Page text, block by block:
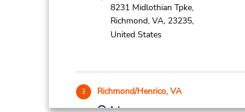
8231 Midlothian Tpke,
Richmond, VA, 23235,
United States
3 Richmond/Henrico, VA